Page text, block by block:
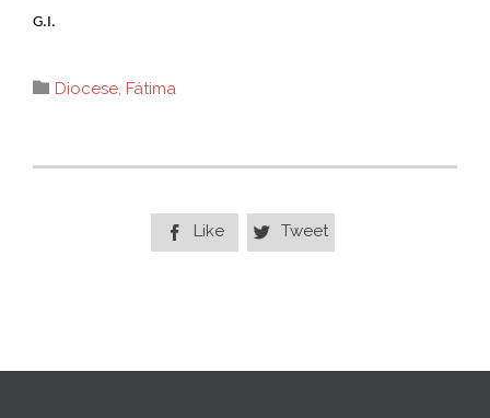
G.I.
 Category
Diocese, Fátima
 Like  Tweet